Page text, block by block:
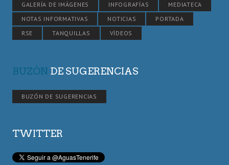
GALERÍA DE IMÁGENES
INFOGRAFÍAS
MEDIATECA
NOTAS INFORMATIVAS
NOTICIAS
PORTADA
RSE
TANQUILLAS VÍDEOS
BUZÓN DE SUGERENCIAS
BUZÓN DE SUGERENCIAS
TWITTER